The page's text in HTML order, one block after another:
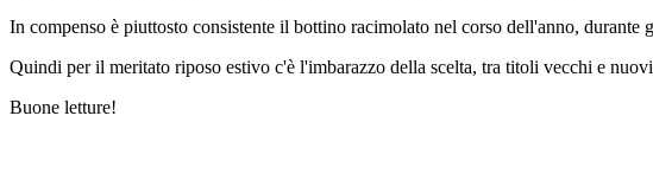
In compenso è piuttosto consistente il bottino racimolato nel corso dell'anno,
Quindi per il meritato riposo estivo c'è l'imbarazzo della scelta, tra titoli vecchi e
Buone letture!